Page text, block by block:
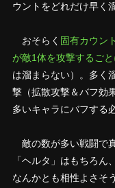
ウントをどれだけ早く
おそらく 固有カウン
が敵1体を攻撃するご
は溜まらない）。多く
撃（拡散攻撃＆バフ効
多いキャラにバフする
敵の数が多い戦闘で
「ヘルタ」はもちろん
なんかとも相性よさそう